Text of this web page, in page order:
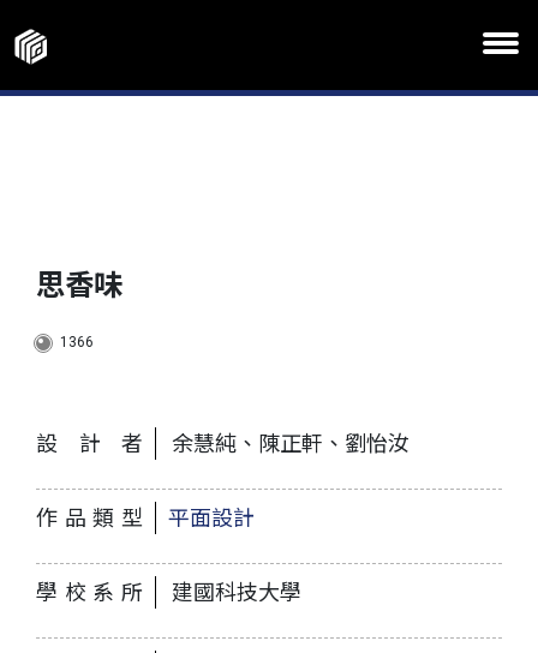
思香味
1366
設計者 余慧純、陳正軒、劉怡汝
作品類型 平面設計
學校系所 建國科技大學